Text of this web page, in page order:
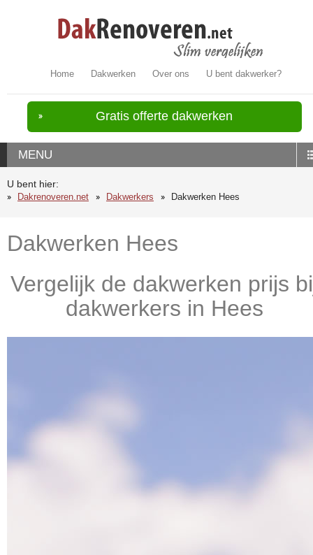
Home Dakwerken Over ons U bent dakwerker?
Gratis offerte dakwerken
MENU
U bent hier:
Dakrenoveren.net
Dakwerkers Dakwerken Hees
Dakwerken Hees
Vergelijk de dakwerken prijs
dakwerkers in Hees